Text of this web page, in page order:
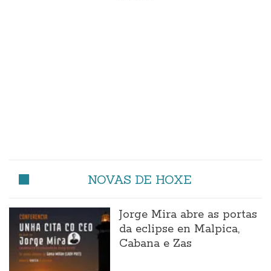
NOVAS DE HOXE
Jorge Mira abre as portas
da eclipse en Malpica,
Cabana e Zas